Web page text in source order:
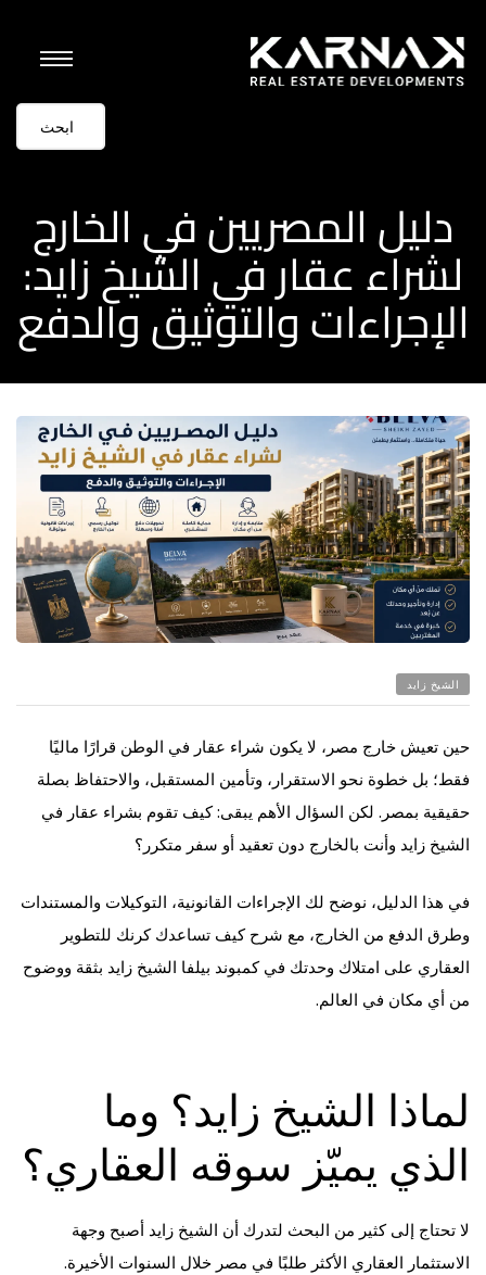
دليل المصريين في الخارج
لشراء عقار في الشيخ زايد:
الإجراءات والتوثيق والدفع
الشيخ زايد
حين تعيش خارج مصر، لا يكون شراء عقار في الوطن قرارًا ماليًا
فقط؛ بل خطوة نحو الاستقرار، وتأمين المستقبل، والاحتفاظ بصلة
حقيقية بمصر. لكن السؤال الأهم يبقى: كيف تقوم بشراء عقار في
الشيخ زايد وأنت بالخارج دون تعقيد أو سفر متكرر؟
في هذا الدليل، نوضح لك الإجراءات القانونية، التوكيلات والمستندات
وطرق الدفع من الخارج، مع شرح كيف تساعدك كرنك للتطوير
العقاري على امتلاك وحدتك في كمبوند بيلفا الشيخ زايد بثقة ووضوح
من أي مكان في العالم.
لماذا الشيخ زايد؟ وما
الذي يميّز سوقه العقاري؟
لا تحتاج إلى كثير من البحث لتدرك أن الشيخ زايد أصبح وجهة
الاستثمار العقاري الأكثر طلبًا في مصر خلال السنوات الأخيرة.